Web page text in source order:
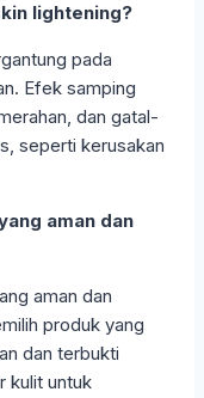
lightening?
pada
Efek samping
dan gatal-
seperti kerusakan
aman dan
aman dan
produk yang
dan terbukti
kulit untuk